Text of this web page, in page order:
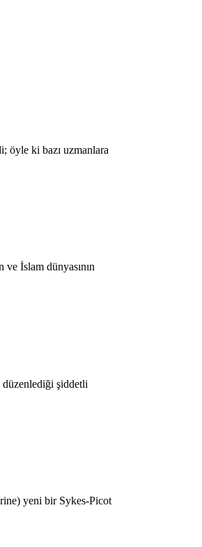
öyle ki bazı uzmanlara
İslam dünyasının
düzenlediği şiddetli
yeni bir Sykes-Picot